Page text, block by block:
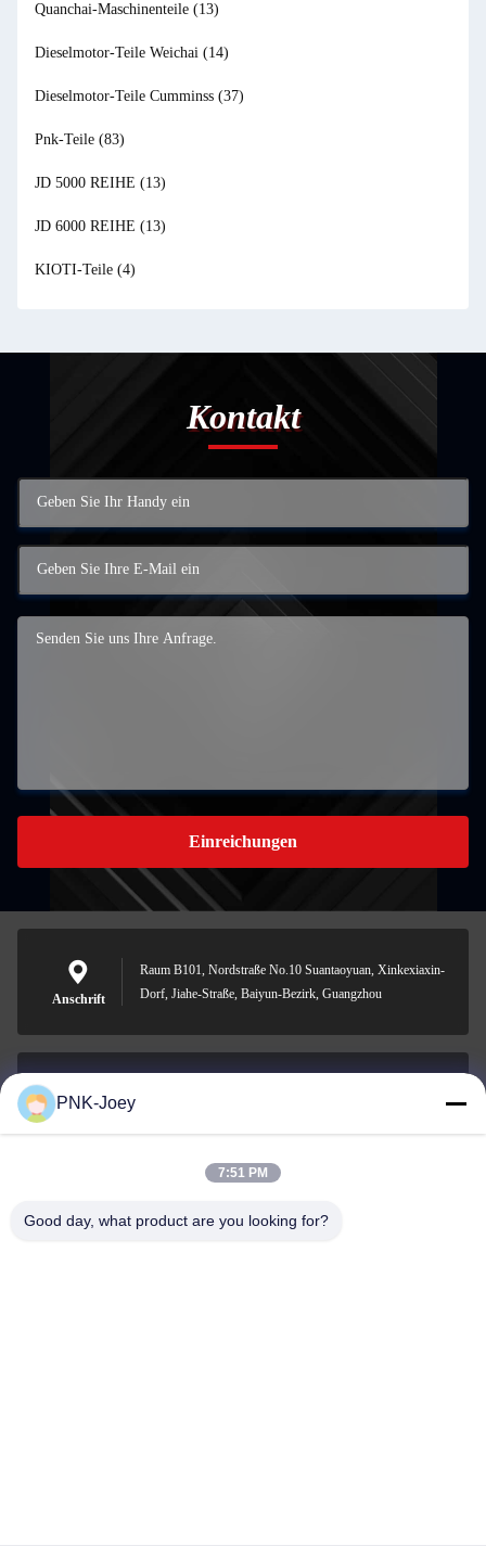
Quanchai-Maschinenteile (13)
Dieselmotor-Teile Weichai (14)
Dieselmotor-Teile Cumminss (37)
Pnk-Teile (83)
JD 5000 REIHE (13)
JD 6000 REIHE (13)
KIOTI-Teile (4)
Kontakt
Einreichungen
Anschrift
Raum B101, Nordstraße No.10 Suantaoyuan, Xinkexiaxin-
Dorf, Jiahe-Straße, Baiyun-Bezirk, Guangzhou
E-Mail-Adresse
008613580404923
PNK-Joey
7:51 PM
Good day, what product are you looking for?